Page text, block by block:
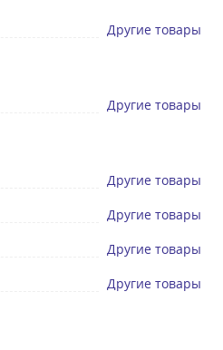
Другие товары
Другие товары
Другие товары
Другие товары
Другие товары
Другие товары